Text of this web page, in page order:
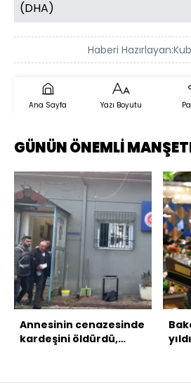
(DHA)
Haberi Hazırlayan:
Ana Sayfa Yazı Boyutu
GÜNÜN ÖNEMLİ
Annesinin cenazesinde
kardeşini öldürdü,